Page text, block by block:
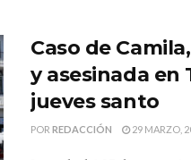
Caso de
y asesinada en
jueves santo
POR REDACCIÓN 29 MARZO,